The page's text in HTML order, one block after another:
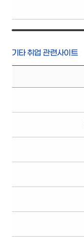
기타 취업 관련사이트